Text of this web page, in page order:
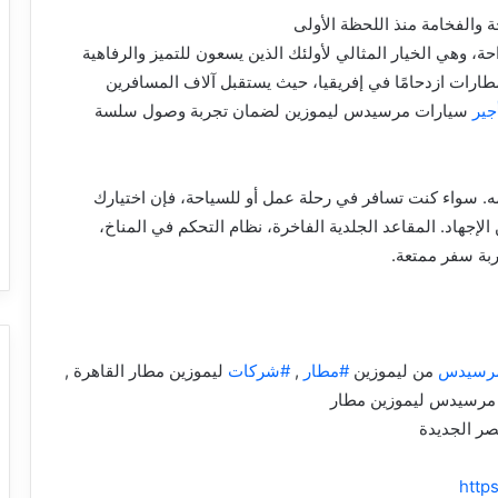
منذ اللحظة الأولى
وهي الخيار المثالي لأولئك الذين يسعون للتميز والرفاهية
ازدحامًا في إفريقيا، حيث يستقبل آلاف المسافرين
سيارات مرسيدس ليموزين لضمان تجربة وصول سلسة
سواء كنت تسافر في رحلة عمل أو للسياحة، فإن اختيارك
المقاعد الجلدية الفاخرة، نظام التحكم في المناخ،
سفر ممتعة.
من ليموزين#مطار ,#شركات ليموزين مطار القاهرة ,
مرسيدس ليموزين مطار